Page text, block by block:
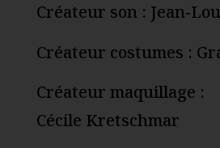
Créateur son :
Créateur costumes :
Créateur maquillage :
Cécile Kretschmar